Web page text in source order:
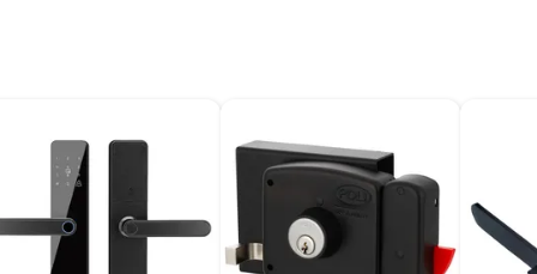
elegancia. Fácil instalación: Nuestro pestillo de
en un lugar luminoso durante el día, y no emitirá